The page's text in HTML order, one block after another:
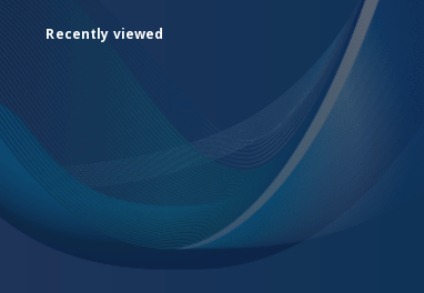
Recently viewed